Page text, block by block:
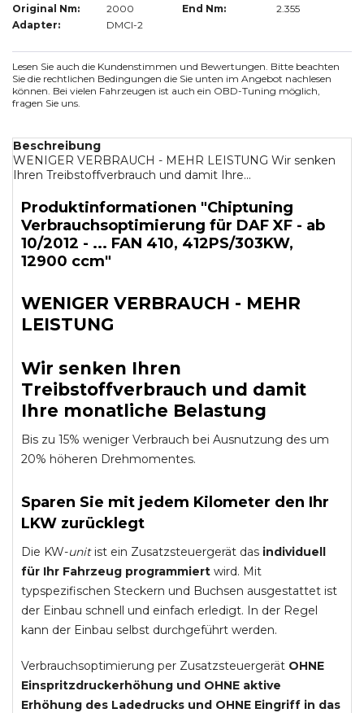
Original Nm:
2000 End Nm:
2.355
Adapter:
DMCI-2
Lesen Sie auch die Kundenstimmen und Bewertungen. Bitte beachten
Sie die rechtlichen Bedingungen die Sie unten im Angebot nachlesen
können. Bei vielen Fahrzeugen ist auch ein OBD-Tuning möglich,
fragen Sie uns.
Beschreibung
WENIGER VERBRAUCH - MEHR LEISTUNG Wir senken
Ihren Treibstoffverbrauch und damit Ihre...
Produktinformationen "Chiptuning
Verbrauchsoptimierung für DAF XF - ab
10/2012 - ... FAN 410, 412PS/303KW,
12900 ccm"
WENIGER VERBRAUCH - MEHR
LEISTUNG
Wir senken Ihren
Treibstoffverbrauch und damit
Ihre monatliche Belastung
Bis zu 15% weniger Verbrauch bei Ausnutzung des um
20% höheren Drehmomentes.
Sparen Sie mit jedem Kilometer den Ihr
LKW zurücklegt
Die KW-unitist ein Zusatzsteuergerät das individuell
für Ihr Fahrzeug programmiert wird. Mit
typspezifischen Steckern und Buchsen ausgestattet ist
der Einbau schnell und einfach erledigt. In der Regel
kann der Einbau selbst durchgeführt werden.
Verbrauchsoptimierung per Zusatzsteuergerät OHNE
Einspritzdruckerhöhung und OHNE aktive
Erhöhung des Ladedrucks und OHNE Eingriff in das